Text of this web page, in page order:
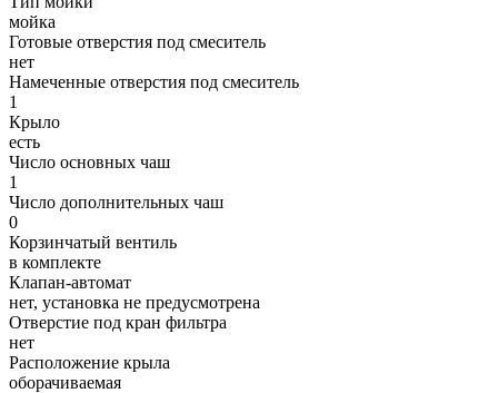
мойка
Готовые отверстия под смеситель
нет
Намеченные отверстия под смеситель
1
Крыло
есть
Число основных чаш
1
Число дополнительных чаш
0
Корзинчатый вентиль
в комплекте
Клапан-автомат
нет, установка не предусмотрена
Отверстие под кран фильтра
нет
Расположение крыла
оборачиваемая